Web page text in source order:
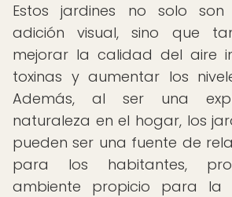
Estos jardines no solo
adición visual, sino que
mejorar la calidad del aire
toxinas y aumentar los
Además, al ser una
naturaleza en el hogar, los
pueden ser una fuente de
para los habitantes,
ambiente propicio para la